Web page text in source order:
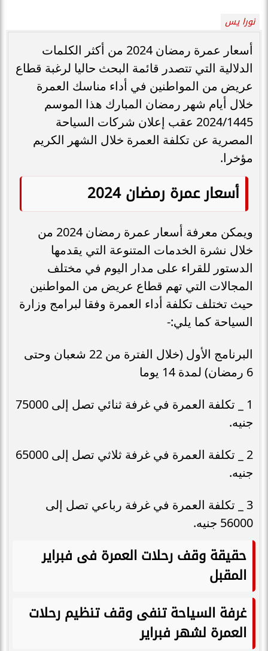
نورا يس
أسعار عمرة رمضان 2024 من أكثر الكلمات
الدلالية التي تتصدر قائمة البحث حاليا لرغبة قطاع
عريض من المواطنين في أداء مناسك العمرة
خلال أيام شهر رمضان المبارك هذا الموسم
2024/1445 عقب إعلان شركات السياحة
المصرية عن تكلفة العمرة خلال الشهر الكريم
مؤخرا.
أسعار عمرة رمضان 2024
ويمكن معرفة أسعار عمرة رمضان 2024 من
خلال نشرة الخدمات المتنوعة التي يقدمها
الدستور للقراء على مدار اليوم في مختلف
المجالات التي تهم قطاع عريض من المواطنين
حيث تختلف تكلفة أداء العمرة وفقا لبرامج وزارة
السياحة كما يلي:-
البرنامج الأول (خلال الفترة من 22 شعبان وحتى
6 رمضان) لمدة 14 يوما
1 _ تكلفة العمرة في غرفة ثنائي تصل إلى 75000
جنيه.
2 _ تكلفة العمرة في غرفة ثلاثي تصل إلى 65000
جنيه.
3 _ تكلفة العمرة في غرفة رباعي تصل إلى
56000 جنيه.
حقيقة وقف رحلات العمرة فى فبراير
المقبل
غرفة السياحة تنفى وقف تنظيم رحلات
العمرة لشهر فبراير